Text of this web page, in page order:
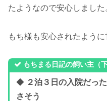
たようなので安心しました
もち様も安心されたように
もちまる日記の飼い主（
◆２泊３日の入院だっ
さそう